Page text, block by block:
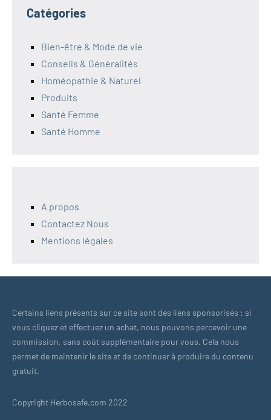
Catégories
Bien-être & Mode de vie
Conseils & Généralités
Homéopathie & Naturel
Produits
Santé Femme
Santé Homme
A propos
Contactez Nous
Mentions légales
Certains liens présents sur ce site sont des liens sponsorisés : si
vous cliquez et effectuez un achat, nous pouvons percevoir une
commission, sans coût supplémentaire pour vous. Cela nous
permet de maintenir le site et de continuer à produire du contenu
gratuit.
Copyright Herbosafe.com 2022